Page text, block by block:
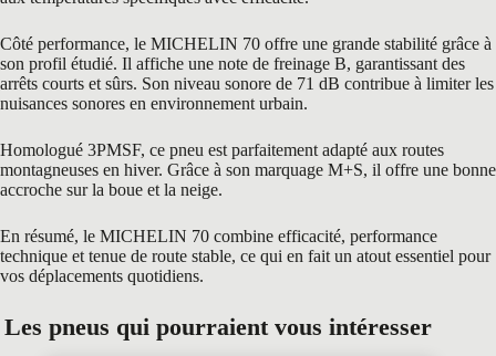
Côté performance, le MICHELIN 70 offre une grande stabilité grâce à
son profil étudié. Il affiche une note de freinage B, garantissant des
arrêts courts et sûrs. Son niveau sonore de 71 dB contribue à limiter les
nuisances sonores en environnement urbain.
Homologué 3PMSF, ce pneu est parfaitement adapté aux routes
montagneuses en hiver. Grâce à son marquage M+S, il offre une bonne
accroche sur la boue et la neige.
En résumé, le MICHELIN 70 combine efficacité, performance
technique et tenue de route stable, ce qui en fait un atout essentiel pour
vos déplacements quotidiens.
Les pneus qui pourraient vous intéresser